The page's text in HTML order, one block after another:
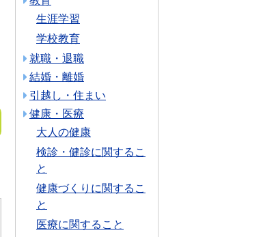
生涯学習
学校教育
就職・退職
結婚・離婚
引越し・住まい
健康・医療
大人の健康
検診・健診に関するこ
と
健康づくりに関するこ
と
医療に関すること